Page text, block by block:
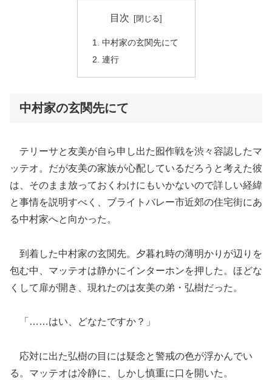
目次
中村家の玄関先にて
連行
中村家の玄関先にて
テリーサと友美が自ら申し出た囮作戦を渋々容認したマ
ッテオ。だが友美の家族が心配しているだろうと考えた彼
は、そのまま放っておくわけにもいかないので詳しい経緯
と事情を説明すべく、ブライトバレー市近郊の住宅街にあ
る中村家へと向かった。
到着した中村家の玄関先。夕暮れ時の薄明かりが辺りを
包む中、マッテオは静かにインターホンを押した。ほどな
くして扉が開き、現れたのは友美の弟・弘樹だった。
「……はい、どなたですか？」
応対に出た弘樹の目には疑念と警戒の色が浮かんでい
る。マッテオは冷静に、しかし慎重に口を開いた。